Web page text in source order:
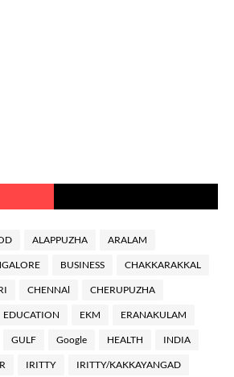
ALAPPUZHA ARALAM
BUSINESS CHAKKARAKKAL
CHENNAl CHERUPUZHA
EDUCATION EKM ERANAKULAM
GULF Google HEALTH INDIA
IRITTY IRITTY/KAKKAYANGAD